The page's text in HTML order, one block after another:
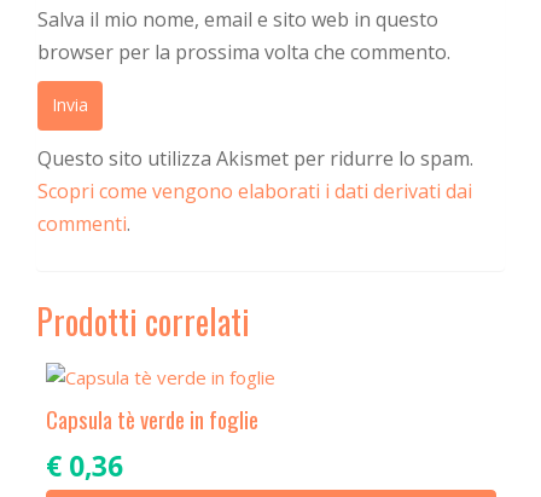
Salva il mio nome, email e sito web in questo
browser per la prossima volta che commento.
Questo sito utilizza Akismet per ridurre lo spam.
Scopri come vengono elaborati i dati derivati dai
commenti.
Prodotti correlati
Capsula tè verde in foglie
€0,36